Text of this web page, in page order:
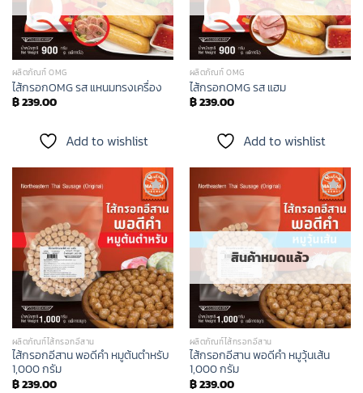
ผลิตภัณฑ์ OMG
ไส้กรอกOMG รส แหนมทรงเครื่อง
฿239.00
Add to wishlist
ผลิตภัณฑ์ OMG
ไส้กรอกOMG รส แฮม
฿239.00
Add to wishlist
Add to
wishlist
ผลิตภัณฑ์ไส้กรอกอีสาน
ไส้กรอกอีสาน พอดีคำ หมูต้นตำหรับ
1,000 กรัม
฿239.00
Add to
wishlist
สินค้าหมดแล้ว
ผลิตภัณฑ์ไส้กรอกอีสาน
ไส้กรอกอีสาน พอดีคำ หมูวุ้นเส้น
1,000 กรัม
฿239.00